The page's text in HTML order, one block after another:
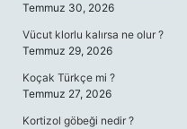
Temmuz 30, 2026
Vücut klorlu kalırsa ne olur ?
Temmuz 29, 2026
Koçak Türkçe mi ?
Temmuz 27, 2026
Kortizol göbeği nedir ?